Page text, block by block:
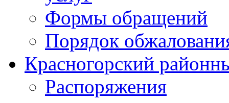
Формы обращений
Порядок
Красногорский
Распоряжения